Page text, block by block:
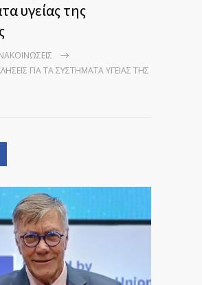
υγείας της
ΓΙΑ ΤΑ ΣΥΣΤΉΜΑΤΑ ΥΓΕΊΑΣ ΤΗΣ